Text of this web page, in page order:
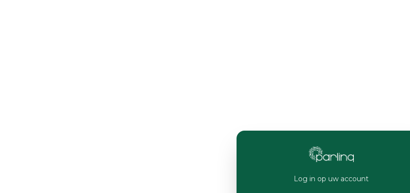
Log in op uw account